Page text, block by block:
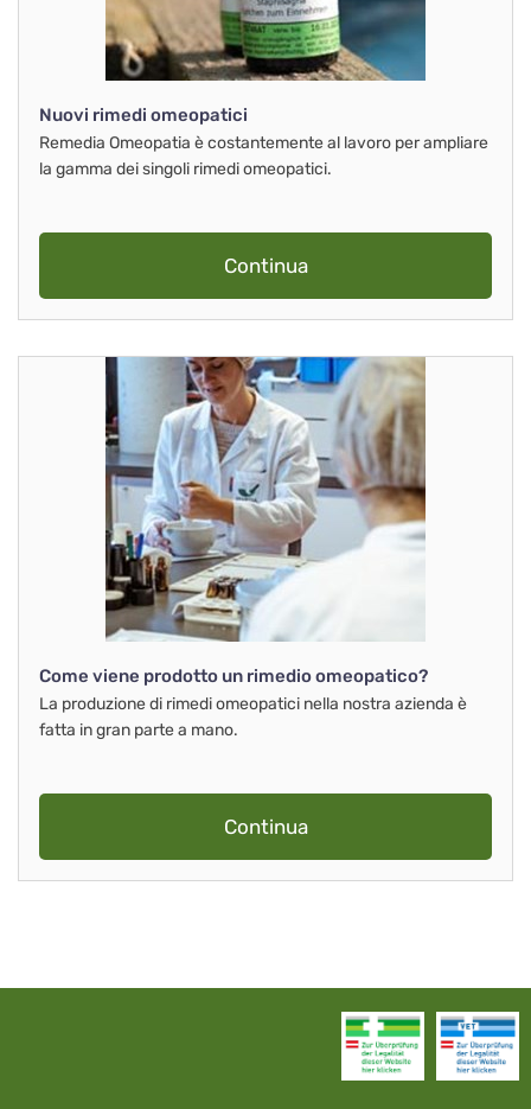
Nuovi rimedi omeopatici
Remedia Omeopatia è costantemente al lavoro per ampliare
la gamma dei singoli rimedi omeopatici.
Continua
Come viene prodotto un rimedio omeopatico?
La produzione di rimedi omeopatici nella nostra azienda è
fatta in gran parte a mano.
Continua